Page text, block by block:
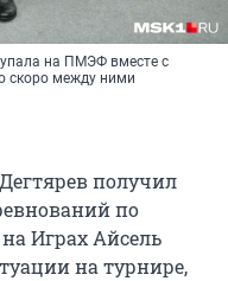
на ПМЭФ вместе с
скоро между ними
получил
по
Играх Айсель
на турнире,